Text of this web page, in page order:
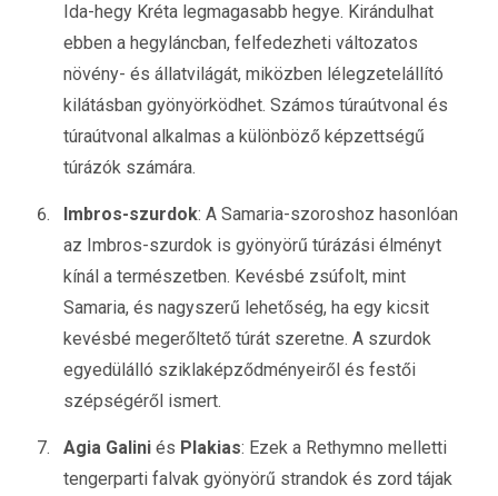
Ida-hegy Kréta legmagasabb hegye. Kirándulhat
ebben a hegyláncban, felfedezheti változatos
növény- és állatvilágát, miközben lélegzetelállító
kilátásban gyönyörködhet. Számos túraútvonal és
túraútvonal alkalmas a különböző képzettségű
túrázók számára.
Imbros-szurdok: A Samaria-szoroshoz hasonlóan
az Imbros-szurdok is gyönyörű túrázási élményt
kínál a természetben. Kevésbé zsúfolt, mint
Samaria, és nagyszerű lehetőség, ha egy kicsit
kevésbé megerőltető túrát szeretne. A szurdok
egyedülálló sziklaképződményeiről és festői
szépségéről ismert.
Agia Galini és Plakias: Ezek a Rethymno melletti
tengerparti falvak gyönyörű strandok és zord tájak